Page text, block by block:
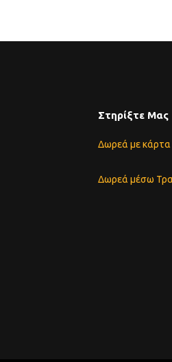
Στηρίξτε Μας
Δωρεά με κάρτα
Δωρεά μέσω